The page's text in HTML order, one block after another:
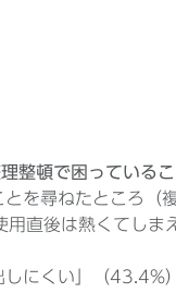
整頓で困っているこ
を尋ねたところ（
直後は熱くてし
にくい」（